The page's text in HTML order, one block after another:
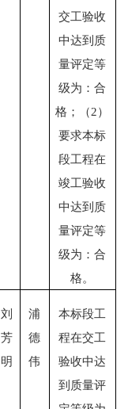
交工验收
中达到质
量评定等
级为：合
格；（2）
要求本标
段工程在
竣工验收
中达到质
量评定等
级为：合
格。
刘
芳
明
浦
德
伟
本标段工
程在交工
验收中达
到质量评